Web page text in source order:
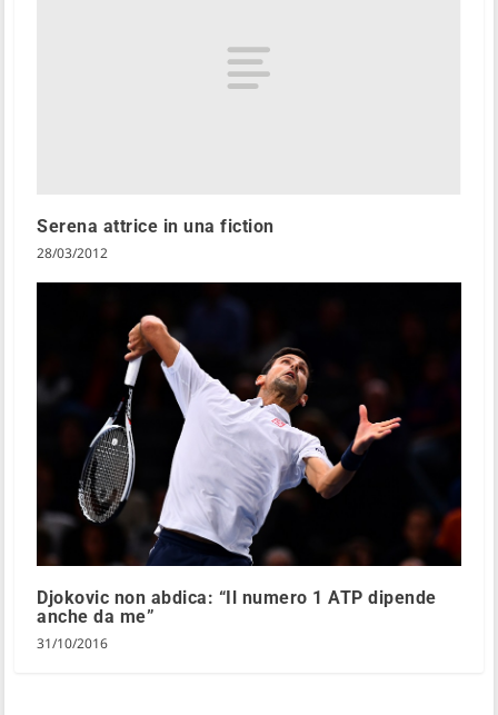
Serena attrice in una fiction
28/03/2012
Djokovic non abdica: “Il numero 1 ATP dipende
anche da me”
31/10/2016